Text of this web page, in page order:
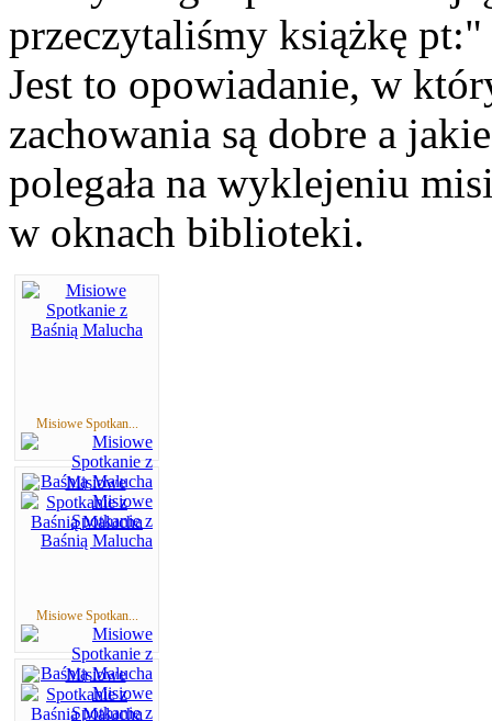
przeczytaliśmy książkę
Jest to opowiadanie, w
zachowania są dobre a
polegała na wyklejeniu
w oknach biblioteki.
Misiowe Spotkan...
Misiowe Spotkan...